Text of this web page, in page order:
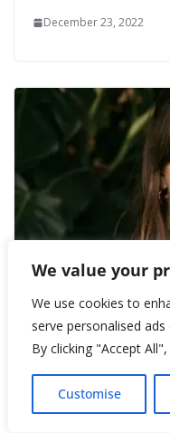
We value your
We use cookies to
serve personalised
By clicking "Accept
Customise
December 23, 2022
Книга года
женщинам-
December 2, 2022